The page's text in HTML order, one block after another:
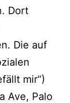
Dort
Die auf
mir“)
Ave, Palo